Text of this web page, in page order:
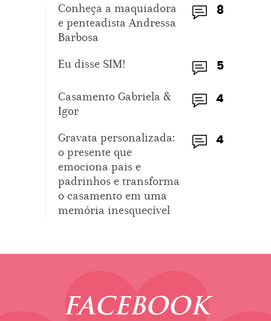
8
Conheça a maquiadora
e penteadista Andressa
Barbosa
5
Eu disse SIM!
4
Casamento Gabriela &
Igor
4
Gravata personalizada:
o presente que
emociona pais e
padrinhos e transforma
o casamento em uma
memória inesquecível
FACEBOOK